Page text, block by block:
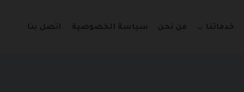
خدماتنا من نحن سياسة الخصوصية اتصل بنا